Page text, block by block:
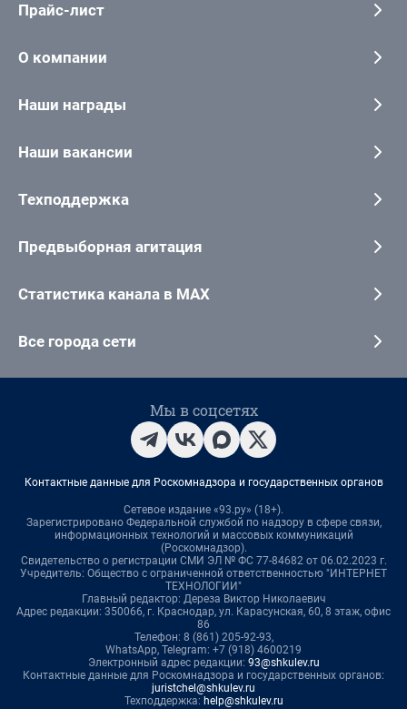
Прайс-лист
О компании
Наши награды
Наши вакансии
Техподдержка
Предвыборная агитация
Статистика канала в MAX
Все города сети
Мы в соцсетях
Контактные данные для Роскомнадзора и государственных органов
Сетевое издание «93.ру» (18+).
Зарегистрировано Федеральной службой по надзору в сфере связи,
информационных технологий и массовых коммуникаций
(Роскомнадзор).
Свидетельство о регистрации СМИ ЭЛ № ФС 77-84682 от 06.02.2023 г.
Учредитель: Общество с ограниченной ответственностью "ИНТЕРНЕТ
ТЕХНОЛОГИИ"
Главный редактор: Дереза Виктор Николаевич
Адрес редакции: 350066, г. Краснодар, ул. Карасунская, 60, 8 этаж, офис
86
Телефон: 8 (861) 205-92-93,
WhatsApp, Telegram: +7 (918) 4600219
Электронный адрес редакции: 93@shkulev.ru
Контактные данные для Роскомнадзора и государственных органов:
juristchel@shkulev.ru
Техподдержка: help@shkulev.ru